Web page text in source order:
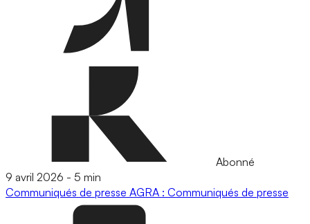
Abonné
9 avril 2026 - 5 min
Communiqués de presse AGRA : Communiqués de presse